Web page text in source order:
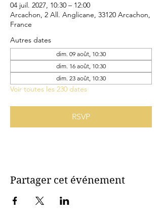
04 juil. 2027, 10:30 – 12:00
Arcachon, 2 All. Anglicane, 33120 Arcachon,
France
Autres dates
dim. 09 août, 10:30
dim. 16 août, 10:30
dim. 23 août, 10:30
Voir toutes les 230 dates
RSVP
Partager cet événement